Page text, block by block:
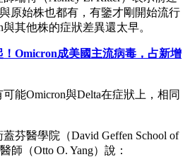
原始株也都有，有鑒才剛開始流行
其他株的症狀差異還太早。
！Omicron成美國主流病毒，占新增
能Omicron與Delta在症狀上，相同
芬醫學院（David Geffen School of
師（Otto O. Yang）說：